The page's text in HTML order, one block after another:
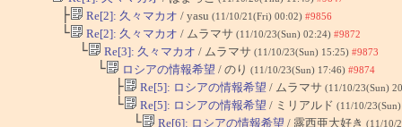
├ Re[2]: 久々マカオ / yasu (11/10/21(Fri) 00:02) #9856
└ Re[2]: 久々マカオ / ムラマサ (11/10/23(Sun) 02:24) #9872
└ Re[3]: 久々マカオ / ムラマサ (11/10/23(Sun) 15:25) #9873
└ ロシアの情報希望 / のり (11/10/23(Sun) 17:46) #9874
├ Re[5]: ロシアの情報希望 / ムラマサ (11/10/23(Sun)
└ Re[5]: ロシアの情報希望 / ミリアルド (11/10/
└ Re[6]: ロシアの情報希望 / 露西亜大好き (11/10/